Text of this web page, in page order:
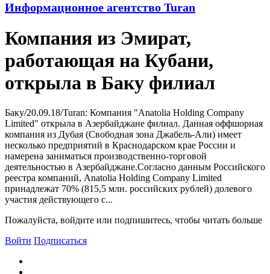
Информационное агентство Turan
Компания из Эмират,
работающая на Кубани,
открыла в Баку филиал
Баку/20.09.18/Turan: Компания "Anatolia Holding Company
Limited" открыла в Азербайджане филиал. Данная оффшорная
компания из Дубая (Свободная зона Джабель-Али) имеет
несколько предприятий в Краснодарском крае России и
намерена заниматься производственно-торговой
деятельностью в Азербайджане.Согласно данным Российского
реестра компаний, Anatolia Holding Company Limited
принадлежат 70% (815,5 млн. российских рублей) долевого
участия действующего с...
Пожалуйста, войдите или подпишитесь, чтобы читать больше
Войти Подписаться